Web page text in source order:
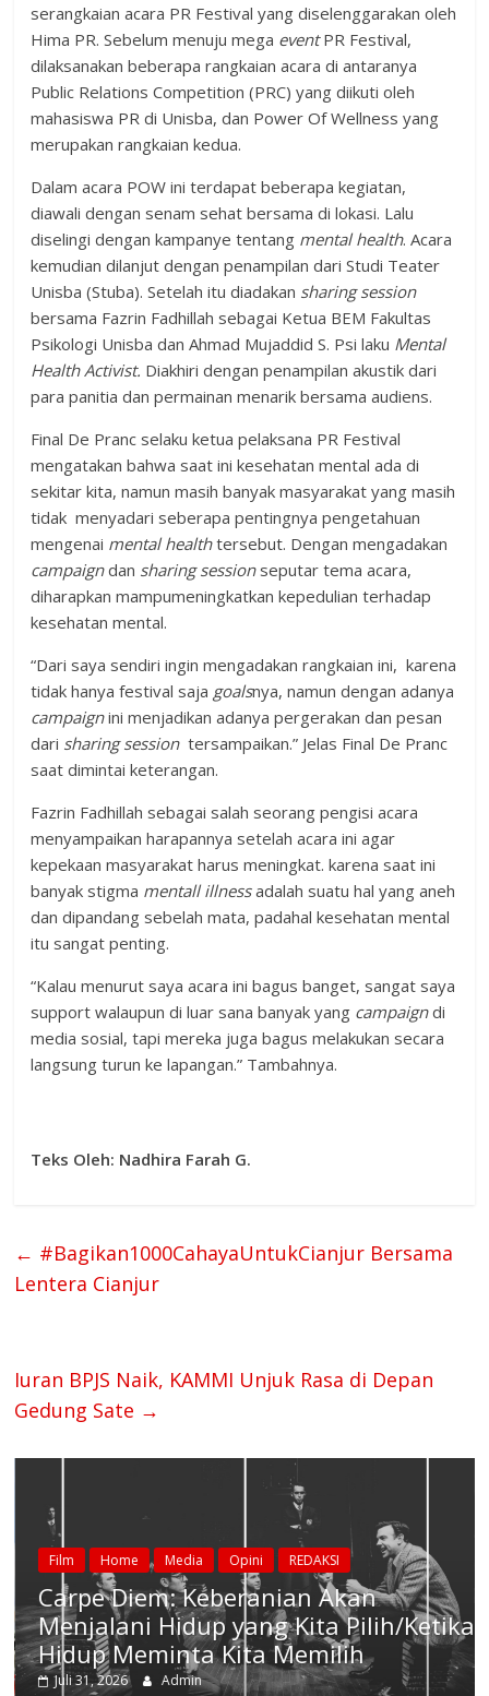
serangkaian acara PR Festival yang diselenggarakan oleh
Hima PR. Sebelum menuju mega eventPR Festival,
dilaksanakan beberapa rangkaian acara di antaranya
Public Relations Competition (PRC) yang diikuti oleh
mahasiswa PR di Unisba, dan Power Of Wellness yang
merupakan rangkaian kedua.
Dalam acara POW ini terdapat beberapa kegiatan,
diawali dengan senam sehat bersama di lokasi. Lalu
diselingi dengan kampanye tentang mental health. Acara
kemudian dilanjut dengan penampilan dari Studi Teater
Unisba (Stuba). Setelah itu diadakan sharing session
bersama Fazrin Fadhillah sebagai Ketua BEM Fakultas
Psikologi Unisba dan Ahmad Mujaddid S. Psi laku Mental
Health Activist. Diakhiri dengan penampilan akustik dari
para panitia dan permainan menarik bersama audiens.
Final De Pranc selaku ketua pelaksana PR Festival
mengatakan bahwa saat ini kesehatan mental ada di
sekitar kita, namun masih banyak masyarakat yang masih
tidak menyadari seberapa pentingnya pengetahuan
mengenai mental healthtersebut. Dengan mengadakan
campaigndan sharing sessionseputar tema acara,
diharapkan mampumeningkatkan kepedulian terhadap
kesehatan mental.
“Dari saya sendiri ingin mengadakan rangkaian ini, karena
tidak hanya festival saja goalsnya, namun dengan adanya
campaignini menjadikan adanya pergerakan dan pesan
dari sharing session tersampaikan.” Jelas Final De Pranc
saat dimintai keterangan.
Fazrin Fadhillah sebagai salah seorang pengisi acara
menyampaikan harapannya setelah acara ini agar
kepekaan masyarakat harus meningkat. karena saat ini
banyak stigma mentall illnessadalah suatu hal yang aneh
dan dipandang sebelah mata, padahal kesehatan mental
itu sangat penting.
“Kalau menurut saya acara ini bagus banget, sangat saya
support walaupun di luar sana banyak yang campaigndi
media sosial, tapi mereka juga bagus melakukan secara
langsung turun ke lapangan.” Tambahnya.
Teks Oleh: Nadhira Farah G.
← #Bagikan1000CahayaUntukCianjur Bersama
Lentera Cianjur
Iuran BPJS Naik, KAMMI Unjuk Rasa di Depan
Gedung Sate →
Film Home Media Opini REDAKSI
Carpe Diem: Keberanian Akan
Menjalani Hidup yang Kita Pilih/Ketika
Hidup Meminta Kita Memilih
Juli 31, 2026 Admin